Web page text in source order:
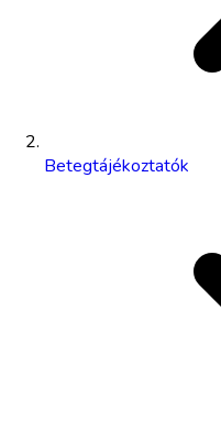
Betegtájékoztatók